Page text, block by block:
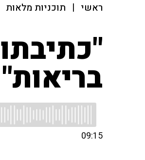
ראשי | תוכניות מלאות
בריאות"
09:15